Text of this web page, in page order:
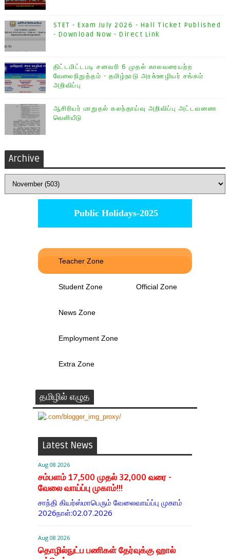
STET - Exam July 2026 - Hall Ticket Published
- Download Now - Direct Link
திட்டமிட்டபடி சனவரி 6 முதல் காலவரையற்ற
வேலைநிறுத்தம் - தமிழ்நாடு அரசு்ஊழியர் சங்கம்
அறிவிப்பு
ஆசிரியர் மாறுதல் கலந்தாய்வு அறிவிப்பு அட்டவனண
வெளியீடு
Archive
Public Holidays-2025
Teacher Zone
Student Zone Official Zone
News Zone
Employment Zone
Extra Zone
தமிழில் எழுத
Latest News
Aug 08 2026
சம்பளம் 17,500 முதல் 32,000 வரை -
வேலை வாய்ப்பு முகாம்!!!
சாந்தி கியர்ஸ்மாபெரும் வேலைவாய்ப்பு முகாம்
2026நாள்:02.07.2026
Aug 08 2026
தொழில்நுட்ப பணிகள் தேர்வுக்கு ஹால் ​